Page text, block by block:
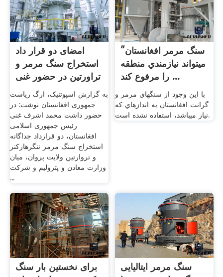
امضای دو قرار داد
استخراج سنگ مرمر و
تراورتین در حضور غنی
به گزارش اسپوتنیک، ارگ ریاست
جمهوری افغانستان نوشت: در
حضور داشت محمد اشرف غنی
رئیس جمهوری اسلامی
افغانستان، دو قرارداد جداگانه
استخراج سنگ مرمر ننگرهارکنر
و تروارتین ولایت پروان، میان
وزارت معادن و پترولیم و شرکت
...
″سنگ مرمر افغانستان
مي⁯تواند نيازمندي منطقه
را مرفوع کند ...
با اين وجود از سنگ⁯هاي مرمر و
گرانت افغانستان به اندازه⁯اي که
نياز مي⁯باشد، استفاده نشده است.
برای نخستین بار سنگ
سنگ مرمر ایتالیایی